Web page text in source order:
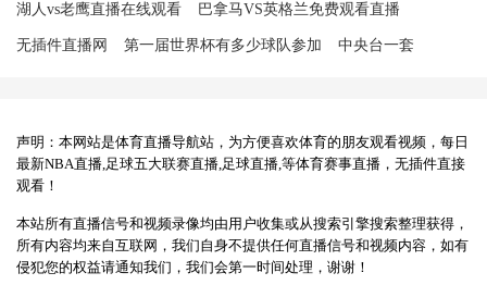
湖人vs老鹰直播在线观看 巴拿马VS英格兰免费观看直播
无插件直播网 第一届世界杯有多少球队参加 中央台一套
声明：本网站是体育直播导航站，为方便喜欢体育的朋友观看视频，每日
最新NBA直播,足球五大联赛直播,足球直播,等体育赛事直播，无插件直接
观看！
本站所有直播信号和视频录像均由用户收集或从搜索引擎搜索整理获得，
所有内容均来自互联网，我们自身不提供任何直播信号和视频内容，如有
侵犯您的权益请通知我们，我们会第一时间处理，谢谢！